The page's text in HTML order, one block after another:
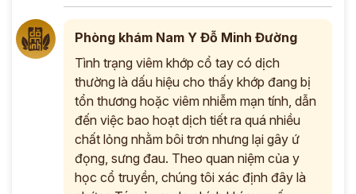
Phòng khám Nam Y Đỗ Minh Đường
Tình trạng viêm khớp cổ tay có dịch
thường là dấu hiệu cho thấy khớp đang bị
tổn thương hoặc viêm nhiễm mạn tính, dẫn
đến việc bao hoạt dịch tiết ra quá nhiều
chất lỏng nhằm bôi trơn nhưng lại gây ứ
đọng, sưng đau. Theo quan niệm của y
học cổ truyền, chúng tôi xác định đây là